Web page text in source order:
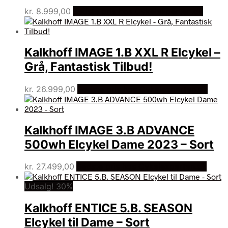
kr. 8.999,00
Kalkhoff IMAGE 1.B XXL R Elcykel –
Grå, Fantastisk Tilbud!
kr. 26.999,00
Kalkhoff IMAGE 3.B ADVANCE
500wh Elcykel Dame 2023 – Sort
kr. 27.499,00
Udsalg! 30%
Kalkhoff ENTICE 5.B. SEASON
Elcykel til Dame – Sort